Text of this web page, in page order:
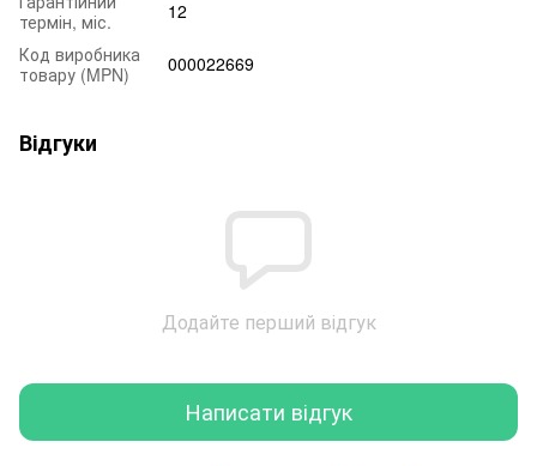
термін, міс.
12
Код виробника
товару (MPN)
000022669
Відгуки
Додайте перший відгук
Написати відгук